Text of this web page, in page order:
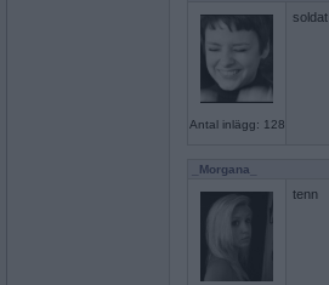
Antal inlägg: 128
soldat
_Morgana_
tenn